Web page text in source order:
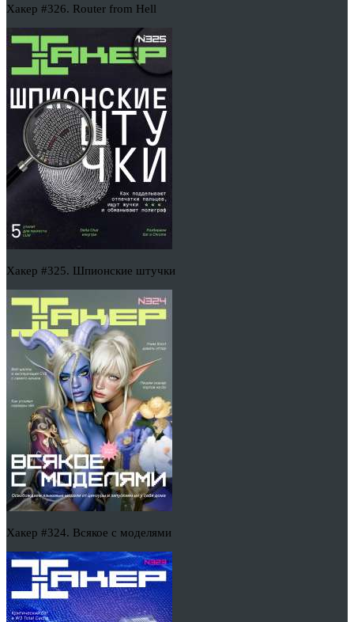
Хакер #326. Router from Hell
Хакер #325. Шпионские штучки
Хакер #324. Всякое с моделями